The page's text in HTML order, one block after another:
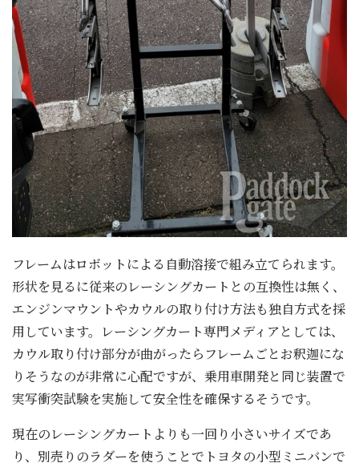
フレームはロボットによる自動溶接で組み立てられます。
形状を見るに従来のレーシングカートとの互換性は無く、
エンジンマウントやカウルの取り付け方法も独自方式を採
用しています。レーシングカート専門メディアとしては、
カウル取り付け部分が曲がったらフレームごとお釈迦にな
りそうなのが非常に心配ですが、乗用車開発と同じ装置で
実写衝突試験を実施して安全性を確保するそうです。
現在のレーシングカートよりも一回り小さいサイズであ
り、別売りのラダーを使うことでトヨタの小型ミニバンで